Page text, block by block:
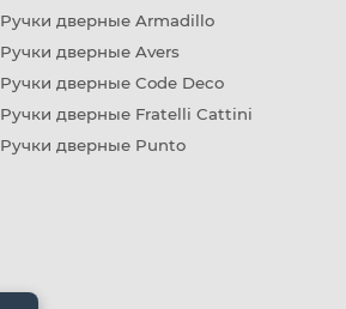
Ручки дверные Armadillo
Ручки дверные Avers
Ручки дверные Code Deco
Ручки дверные Fratelli Cattini
Ручки дверные Punto